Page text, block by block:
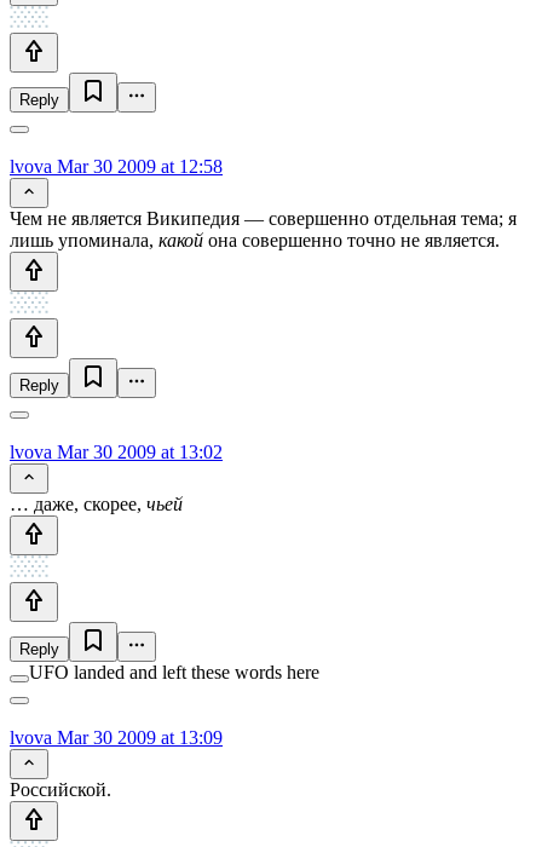
Reply
lvova Mar 30 2009 at 12:58
Чем не является Википедия — совершенно отдельная тема; я
лишь упоминала, какой она совершенно точно не является.
Reply
lvova Mar 30 2009 at 13:02
… даже, скорее, чьей
Reply
UFO landed and left these words here
lvova Mar 30 2009 at 13:09
Российской.